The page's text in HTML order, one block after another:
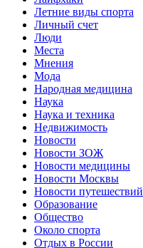
Летние виды спорта
Личный счет
Люди
Места
Мнения
Мода
Народная медицина
Наука
Наука и техника
Недвижимость
Новости
Новости ЗОЖ
Новости медицины
Новости Москвы
Новости путешествий
Образование
Общество
Около спорта
Отдых в России